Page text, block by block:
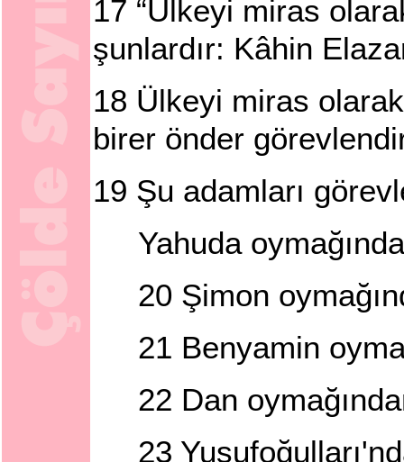
17 “Ülkeyi miras
şunlardır: Kâhin
18 Ülkeyi miras
birer önder
19 Şu adamları
Yahuda
20 Şimon
21 Benyamin
22 Dan
23